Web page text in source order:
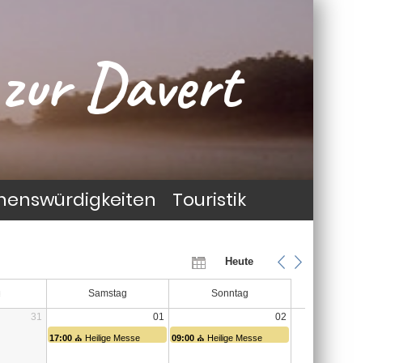
Davert
Touristik
Heute
Samstag Sonntag
31 01 02
17:00 ⛪ Heilige Messe 09:00 ⛪ Heilige Messe